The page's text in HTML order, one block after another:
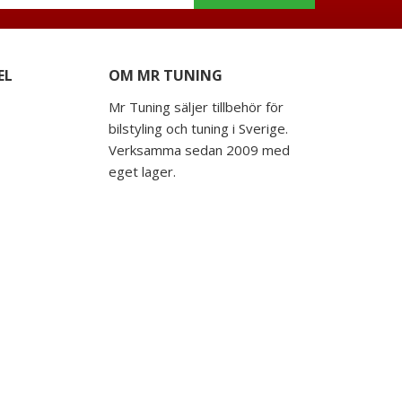
OM MR TUNING
Mr Tuning säljer tillbehör för
bilstyling och tuning i Sverige.
Verksamma sedan 2009 med
eget lager.